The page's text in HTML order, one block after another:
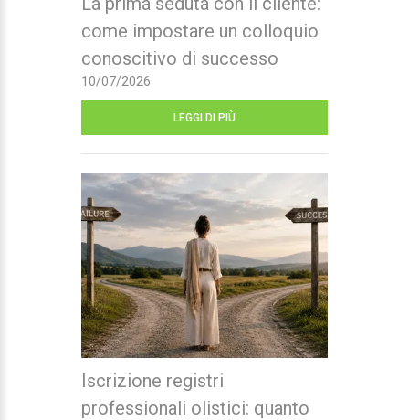
come impostare un colloquio
conoscitivo di successo
10/07/2026
LEGGI DI PIÙ
Iscrizione registri
professionali olistici: quanto